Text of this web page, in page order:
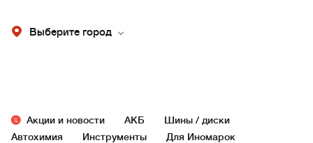
Выберите город
Акции и новости АКБ
Шины / диски
Автохимия
Инструменты
Для Иномарок